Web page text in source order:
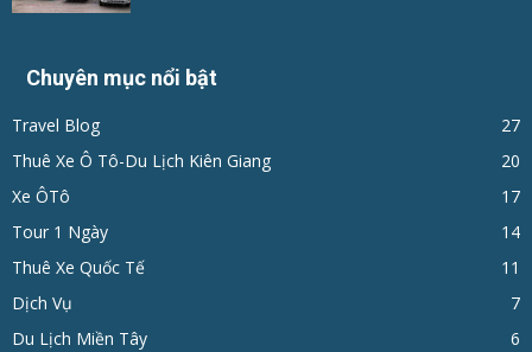
Chuyên mục nổi bật
Travel Blog
27
Thuê Xe Ô Tô-Du Lịch Kiên Giang
20
Xe ÔTô
17
Tour 1 Ngày
14
Thuê Xe Quốc Tế
11
Dịch Vụ
7
Du Lịch Miền Tây
6